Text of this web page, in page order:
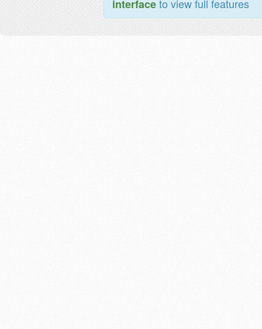
interfaceto view full features